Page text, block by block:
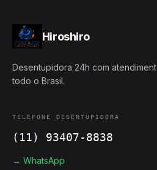
Hiroshiro
Desentupidora 24h com
todo o Brasil.
TELEFONE DESENTUPIDORA
(11) 93407-8838
→ WhatsApp